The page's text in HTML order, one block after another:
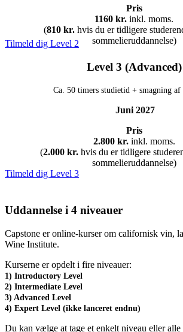
Pris
1160 kr. inkl. moms.
(810 kr. hvis du er tidligere
sommelieruddannelse)
Tilmeld dig Level 2
Level 3 (Advanced)
Ca. 50 timers studietid + smagning
Juni 2027
Pris
2.800 kr.inkl. moms.
(2.000 kr. hvis du er tidligere
sommelieruddannelse)
Tilmeld dig Level 3
Uddannelse i 4 niveauer
Capstone er online-kurser om californisk vin,
Wine Institute.
Kurserne er opdelt i fire niveauer:
1) Introductory Level
2) Intermediate Level
3) Advanced Level
4) Expert Level (ikke lanceret endnu)
Du kan vælge at tage et enkelt niveau eller